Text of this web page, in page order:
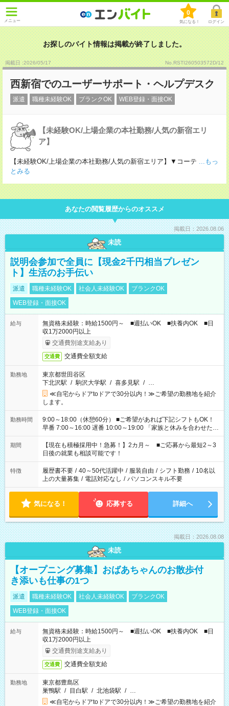
メニュー
0
気になる！ ログイン
お探しのバイト情報は掲載が終了しました。
掲載日 :2026/05/17 No.RSTI260503572D/12
西新宿でのユーザーサポート・ヘルプデスク
派遣 職種未経験OK ブランクOK WEB登録・面接OK
【未経験OK/上場企業の本社勤務/人気の新宿エリ
ア】
【未経験OK/上場企業の本社勤務/人気の新宿エリア】▼コーテ ...もっ
とみる
あなたの閲覧履歴からのオススメ
掲載日：2026.08.06
未読
説明会参加で全員に【現金2千円相当プレゼン
ト】生活のお手伝い
派遣 職種未経験OK 社会人未経験OK
ブランクOK
WEB登録・面接OK
給与
無資格未経験：時給1500円～ ■週払いOK ■扶養内OK ■日
収1万2000円以上
交通費別途支給あり
交通費 交通費全額支給
勤務地
東京都世田谷区
下北沢駅 / 駒沢大学駅 / 喜多見駅 / …
≪自宅からドアtoドアで30分以内！≫ご希望の勤務地を紹介
します。
勤務時間
9:00～18:00（休憩60分） ■ご希望があれば下記シフトもOK！
早番 7:00～16:00 遅番 10:00～19:00 「家族と休みを合わせた
い」 「余裕を持って夕飯の準備がしたい」 「できれば残業はし
たくない」 など、ご希望を教えてくださいね。 ※Wワーク希望
の方へ 今ご覧のお仕事で希望する勤務時間と、もう1つのお仕事
の勤務時間。 合計で週40時間を超える場合は応募できません。
期間
【現在も積極採用中！急募！】2カ月～ ■ご応募から最短2～3
日後の就業も相談可能です！
特徴 履歴書不要 / 40～50代活躍中 / 服装自由 / シフト勤務 / 10名以
上の大量募集 / 電話対応なし / パソコンスキル不要
気になる！ 応募する 詳細へ
掲載日：2026.08.08
未読
【オープニング募集】おばあちゃんのお散歩付
き添いも仕事の1つ
派遣 職種未経験OK 社会人未経験OK
ブランクOK
WEB登録・面接OK
給与
無資格未経験：時給1500円～ ■週払いOK ■扶養内OK ■日
収1万2000円以上
交通費別途支給あり
交通費 交通費全額支給
勤務地
東京都豊島区
巣鴨駅 / 目白駅 / 北池袋駅 / …
≪自宅からドアtoドアで30分以内！≫ご希望の勤務地を紹介